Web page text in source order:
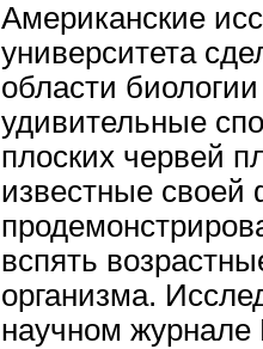
Американские
университета
области
удивительные
плоских червей
известные своей
вспять
организма.
научном журнале